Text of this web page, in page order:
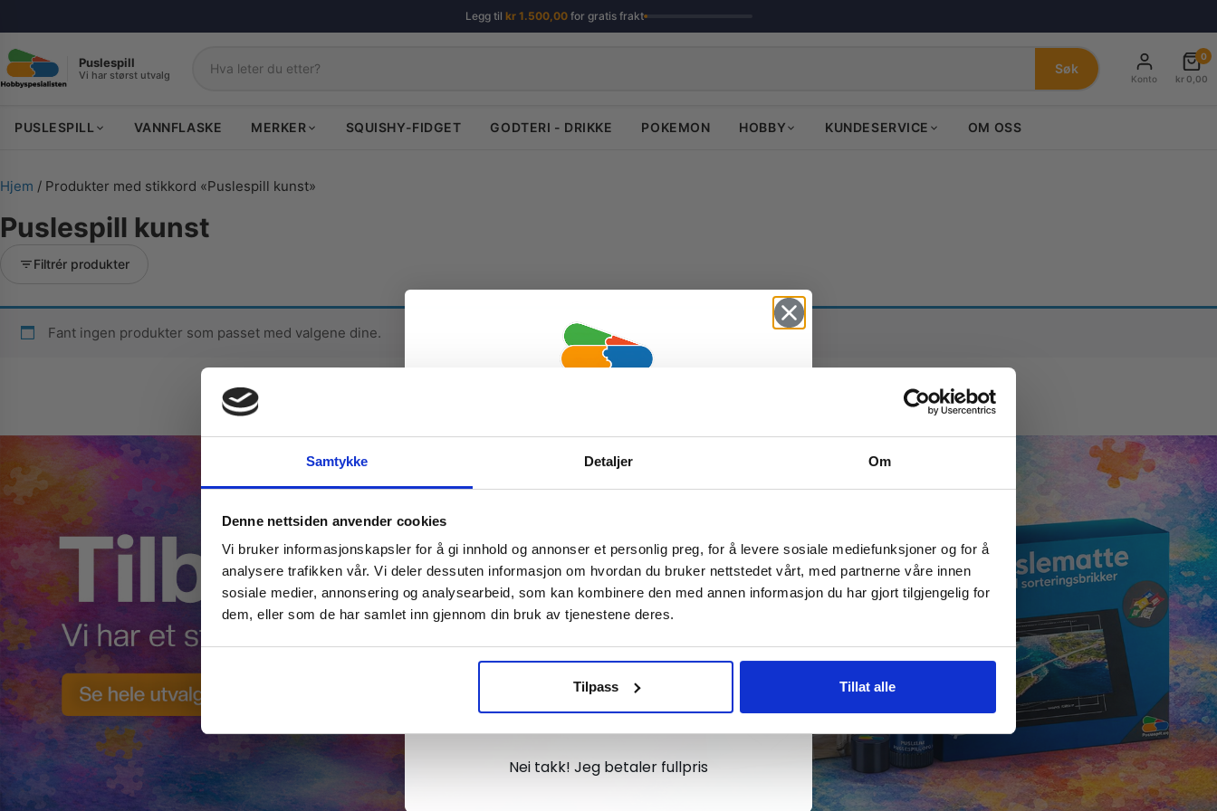
Samtykke Detaljer Om
Denne nettsiden anvender cookies
Vi bruker informasjonskapsler for å gi innhold og annonser et personlig preg, for å levere sosiale mediefunksjoner og for å
analysere trafikken vår. Vi deler dessuten informasjon om hvordan du bruker nettstedet vårt, med partnerne våre innen
sosiale medier, annonsering og analysearbeid, som kan kombinere den med annen informasjon du har gjort tilgjengelig for
dem, eller som de har samlet inn gjennom din bruk av tjenestene deres.
Tilpass Tillat alle
Legg til kr1.500,00for gratis frakt
Puslespill
Vi har størst utvalg Søk
Søk
Konto
0
kr 0,00
PUSLESPILL VANNFLASKE MERKER SQUISHY-FIDGET GODTERI - DRIKKE POKEMON HOBBY KUNDESERVICE OM OSS
Hjem / Produkter med stikkord «Puslespill kunst»
Puslespill kunst
Filtrér produkter
Fant ingen produkter som passet med valgene dine.
Vil du ha
10% Rabatt?
Meld deg på vårt nyhetsbrev og motta
gode tilbud og produktinformasjon fra
oss¢!
Ja takk, jeg er med
Nei takk! Jeg betaler fullpris